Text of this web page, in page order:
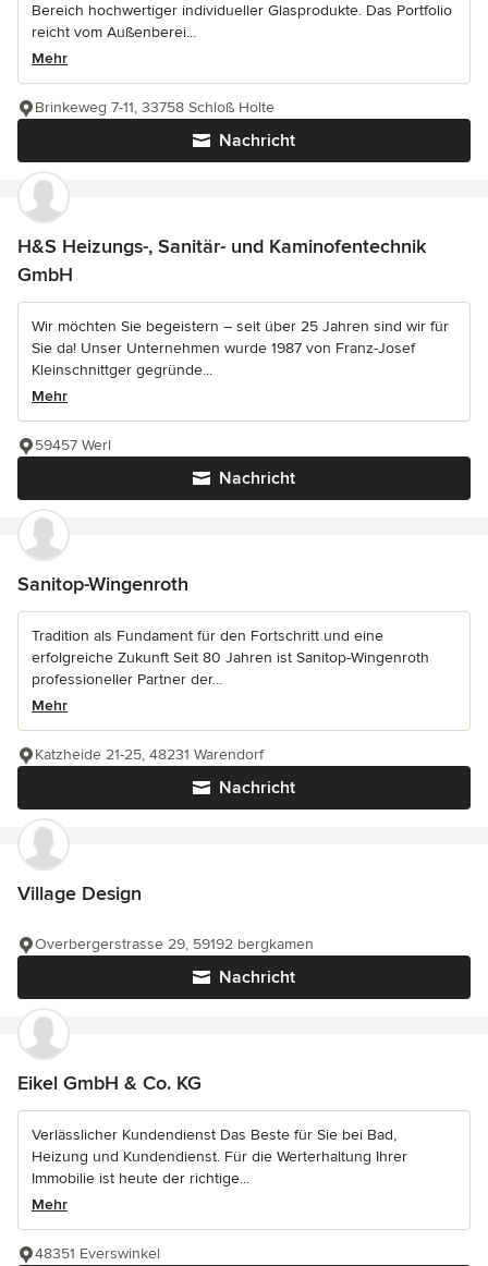
Bereich hochwertiger individueller Glasprodukte. Das Portfolio
reicht vom Außenberei...
Mehr
Nachricht
Brinkeweg 7-11, 33758 Schloß Holte
H&S Heizungs-, Sanitär- und Kaminofentechnik
GmbH
Wir möchten Sie begeistern – seit über 25 Jahren sind wir für
Sie da! Unser Unternehmen wurde 1987 von Franz-Josef
Kleinschnittger gegründe...
Mehr
Nachricht
59457 Werl
Sanitop-Wingenroth
Tradition als Fundament für den Fortschritt und eine
erfolgreiche Zukunft Seit 80 Jahren ist Sanitop-Wingenroth
professioneller Partner der...
Mehr
Nachricht
Katzheide 21-25, 48231 Warendorf
Village Design
Nachricht
Overbergerstrasse 29, 59192 bergkamen
Eikel GmbH & Co. KG
Verlässlicher Kundendienst Das Beste für Sie bei Bad,
Heizung und Kundendienst. Für die Werterhaltung Ihrer
Immobilie ist heute der richtige...
Mehr
48351 Everswinkel